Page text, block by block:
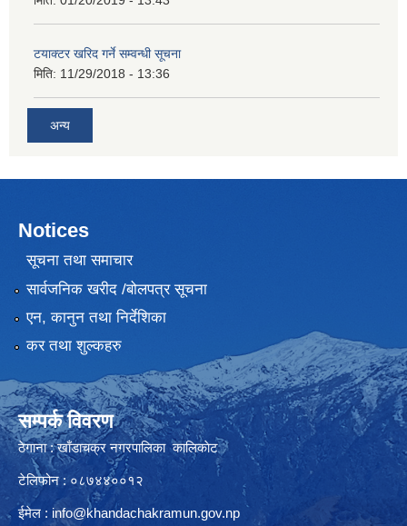
टयाक्टर खरिद गर्ने सम्वन्धी सूचना
मिति: 11/29/2018 - 13:36
अन्य
Notices
सूचना तथा समाचार
सार्वजनिक खरीद /बोलपत्र सूचना
एन, कानुन तथा निर्देशिका
कर तथा शुल्कहरु
सम्पर्क विवरण
ठेगाना : खाँडाचक्र नगरपालिका कालिकाेट
टेलिफोन : ०८७४४००१२
ईमेल : info@khandachakramun.gov.np